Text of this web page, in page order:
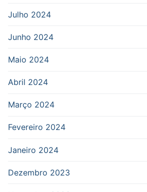
Julho 2024
Junho 2024
Maio 2024
Abril 2024
Março 2024
Fevereiro 2024
Janeiro 2024
Dezembro 2023